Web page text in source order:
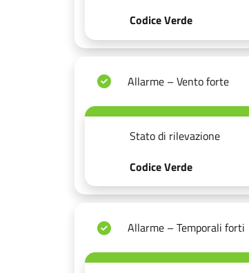
Codice Verde
Allarme – Vento forte
Stato di rilevazione
Codice Verde
Allarme – Temporali forti